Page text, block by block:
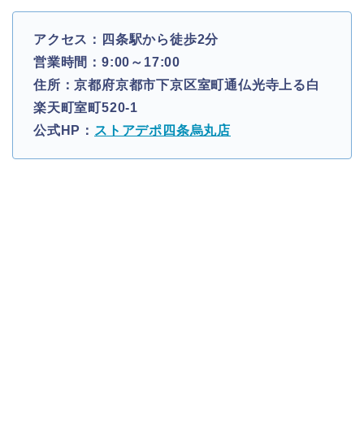
アクセス：四条駅から徒歩2分
営業時間：9:00～17:00
住所：京都府京都市下京区室町通仏光寺上る白
楽天町室町520-1
公式HP： ストアデポ四条烏丸店